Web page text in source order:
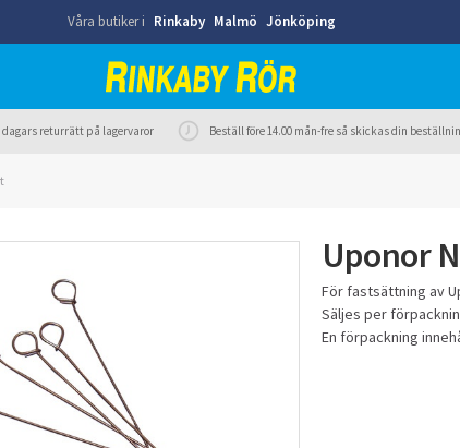
Våra butiker i Rinkaby Malmö Jönköping
dagars returrätt på lagervaror Beställ före 14.00 mån-fre så skickas din
Uponor
För fastsättning av
Säljes per
En förpackning